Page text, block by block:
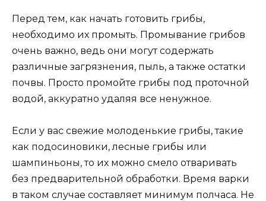
Перед тем, как начать готовить грибы,
необходимо их промыть. Промывание грибов
очень важно, ведь они могут содержать
различные загрязнения, пыль, а также остатки
почвы. Просто промойте грибы под проточной
водой, аккуратно удаляя все ненужное.
Если у вас свежие молоденькие грибы, такие
как подосиновики, лесные грибы или
шампиньоны, то их можно смело отваривать
без предварительной обработки. Время варки
в таком случае составляет минимум полчаса. Не